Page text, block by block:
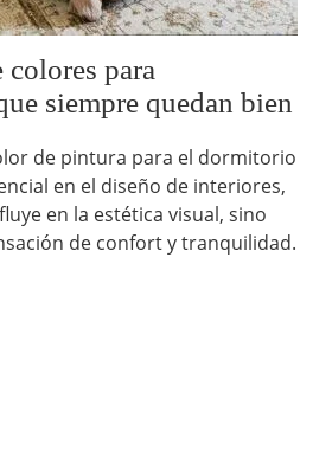
colores para
siempre quedan bien
de pintura para el dormitorio
en el diseño de interiores,
en la estética visual, sino
de confort y tranquilidad.